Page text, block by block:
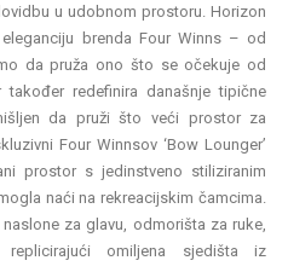
u udobnom prostoru.Horizon
brenda Four Winns – od
da pruža ono što se očekuje od
redefinira današnje tipične
da pruži što veći prostor za
Four Winnsov ‘Bow Lounger’
prostor s jedinstveno stiliziranim
naći na rekreacijskim čamcima.
za glavu, odmorišta za ruke,
omiljena sjedišta iz